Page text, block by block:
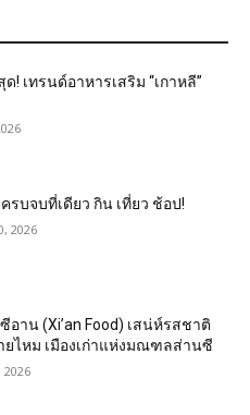
! เทรนด์อาหารเสริม “เกาหลี”
รบจบที่เดียว กิน เที่ยว ช้อป!
2026
อาน (Xi’an Food) เสน่ห์รสชาติ
ยไหม เมืองเก่าแห่งมณฑลส่านซี